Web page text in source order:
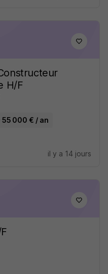
H/F
000 € / an
il y a 14 jours